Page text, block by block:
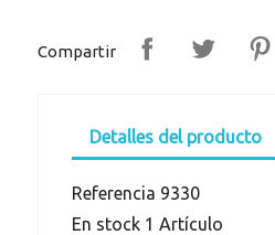
Compartir
Detalles del producto
Referencia 9330
En stock 1 Artículo